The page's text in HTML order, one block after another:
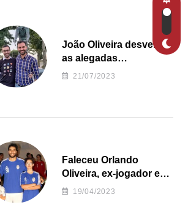
João Oliveira desvenda
as alegadas
irregularidades da
21/07/2023
Faleceu Orlando
Oliveira, ex-jogador e
treinador da formação
19/04/2023